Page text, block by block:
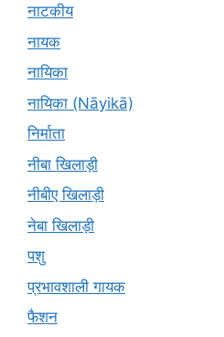
नाटकीय
नायक
नायिका
नायिका (Nāyikā)
निर्माता
नीबा खिलाड़ी
नीबीए खिलाड़ी
नेबा खिलाड़ी
पशु
प्रभावशाली गायक
फैशन